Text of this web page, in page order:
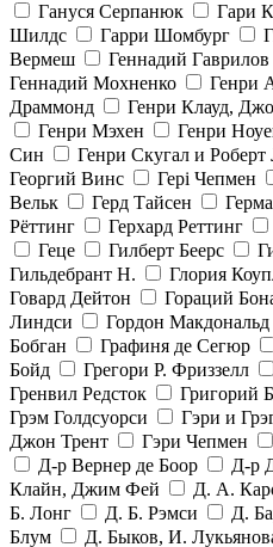
Гануся Серпанюк
Гари
Шилдс
Гарри Шомбург
Вермеш
Геннадий Гаврилов
Геннадий Мохненко
Генри
Драммонд
Генри Клауд,
Генри Мэхен
Генри
Син
Генри Скугал и Роберт
Георгий Винс
Гері Чепмен
Вельк
Герд Тайсен
Рёттинг
Герхард Реттинг
Геце
Гилберт Беерс
Гильдебрант Н.
Глория
Говард Дейтон
Гораций
Линдси
Гордон Макдональд
Бобган
Графиня де Сегюр
Бойд
Грегори Р. Фриззелл
Гренвил Редсток
Григорий
Грэм Голдсуорси
Гэри и
Джон Трент
Гэри Чепмен
Д-р Вернер де Боор
Д-р
Клайн, Джим Фей
Д. А.
Б. Лонг
Д. Б. Рэмси Д.
Блум
Д. Быков, И.